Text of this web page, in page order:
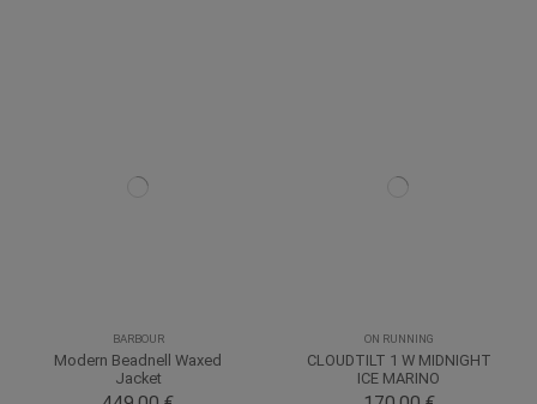
BARBOUR
Modern Beadnell Waxed
Jacket
ON RUNNING
CLOUDTILT 1 W MIDNIGHT
ICE MARINO